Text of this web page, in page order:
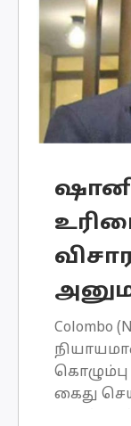
முன்னெடு
Colombo
கொழும்பு
கைது